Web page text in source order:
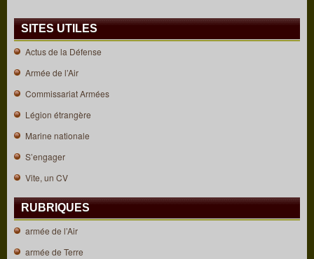
SITES UTILES
Actus de la Défense
Armée de l’Air
Commissariat Armées
Légion étrangère
Marine nationale
S’engager
Vite, un CV
RUBRIQUES
armée de l’Air
armée de Terre